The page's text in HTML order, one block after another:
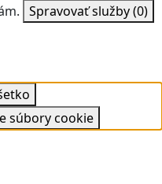
Spravovať služby(0)
súbory cookie